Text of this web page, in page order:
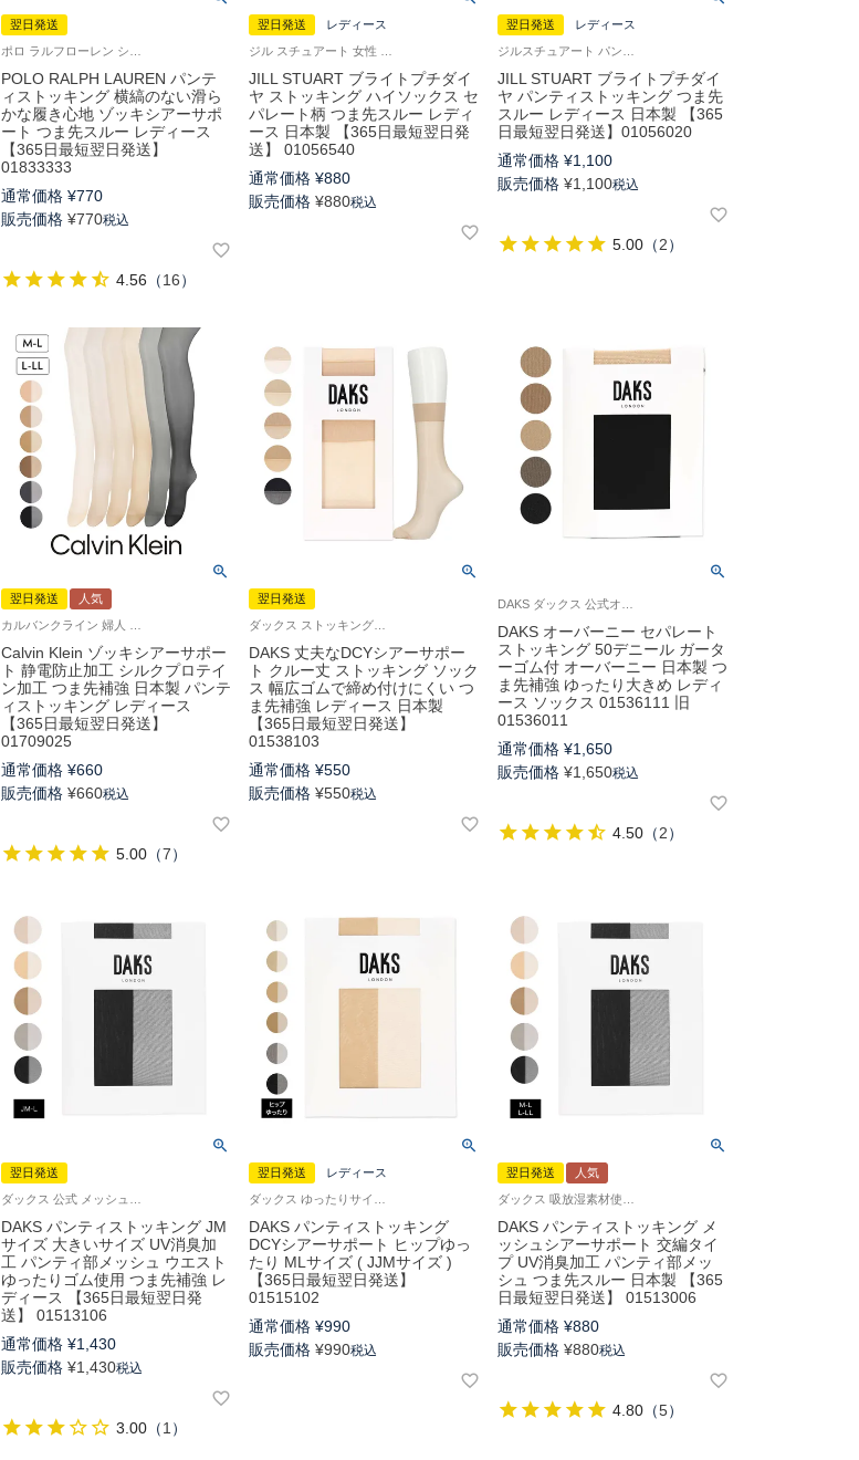
翌日発送
POLO RALPH LAUREN パンテ
ィストッキング 横縞のない滑ら
かな履き心地 ゾッキシアーサポ
ート つま先スルー レディース
【365日最短翌日発送】
01833333
通常価格 ¥770
販売価格 ¥770税込
4.56 （16）
翌日発送
レディース
JILL STUART ブライトプチダイ
ヤ ストッキング ハイソックス セ
パレート柄 つま先スルー レディ
ース 日本製 【365日最短翌日発
送】 01056540
通常価格 ¥880
販売価格 ¥880税込
翌日発送
レディース
JILL STUART ブライトプチダイ
ヤ パンティストッキング つま先
スルー レディース 日本製 【365
日最短翌日発送】01056020
通常価格 ¥1,100
販売価格 ¥1,100税込
5.00 （2）
翌日発送
人気
Calvin Klein ゾッキシアーサポー
ト 静電防止加工 シルクプロテイ
ン加工 つま先補強 日本製 パンテ
ィストッキング レディース
【365日最短翌日発送】
01709025
通常価格 ¥660
販売価格 ¥660税込
5.00（7）
翌日発送
DAKS 丈夫なDCYシアーサポー
ト クルー丈 ストッキング ソック
ス 幅広ゴムで締め付けにくい つ
ま先補強 レディース 日本製
【365日最短翌日発送】
01538103
通常価格 ¥550
販売価格 ¥550税込
DAKS オーバーニー セパレート
ストッキング 50デニール ガータ
ーゴム付 オーバーニー 日本製 つ
ま先補強 ゆったり大きめ レディ
ース ソックス 01536111 旧
01536011
通常価格 ¥1,650
販売価格 ¥1,650税込
4.50 （2）
翌日発送
DAKS パンティストッキング JM
サイズ 大きいサイズ UV消臭加
工 パンティ部メッシュ ウエスト
ゆったりゴム使用 つま先補強 レ
ディース 【365日最短翌日発
送】 01513106
通常価格 ¥1,430
販売価格 ¥1,430税込
3.00（1 ）
翌日発送
レディース
DAKS パンティストッキング
DCYシアーサポート ヒップゆっ
たり MLサイズ ( JJMサイズ )
【365日最短翌日発送】
01515102
通常価格 ¥990
販売価格 ¥990税込
翌日発送
人気
DAKS パンティストッキング メ
ッシュシアーサポート 交編タイ
プ UV消臭加工 パンティ部メッ
シュ つま先スルー 日本製 【365
日最短翌日発送】 01513006
通常価格 ¥880
販売価格 ¥880税込
4.80 （5）